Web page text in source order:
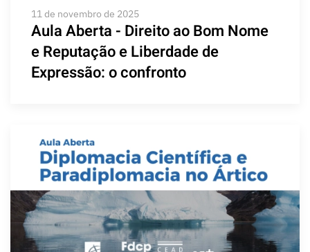
11 de novembro de 2025
Aula Aberta - Direito ao Bom Nome
e Reputação e Liberdade de
Expressão: o confronto